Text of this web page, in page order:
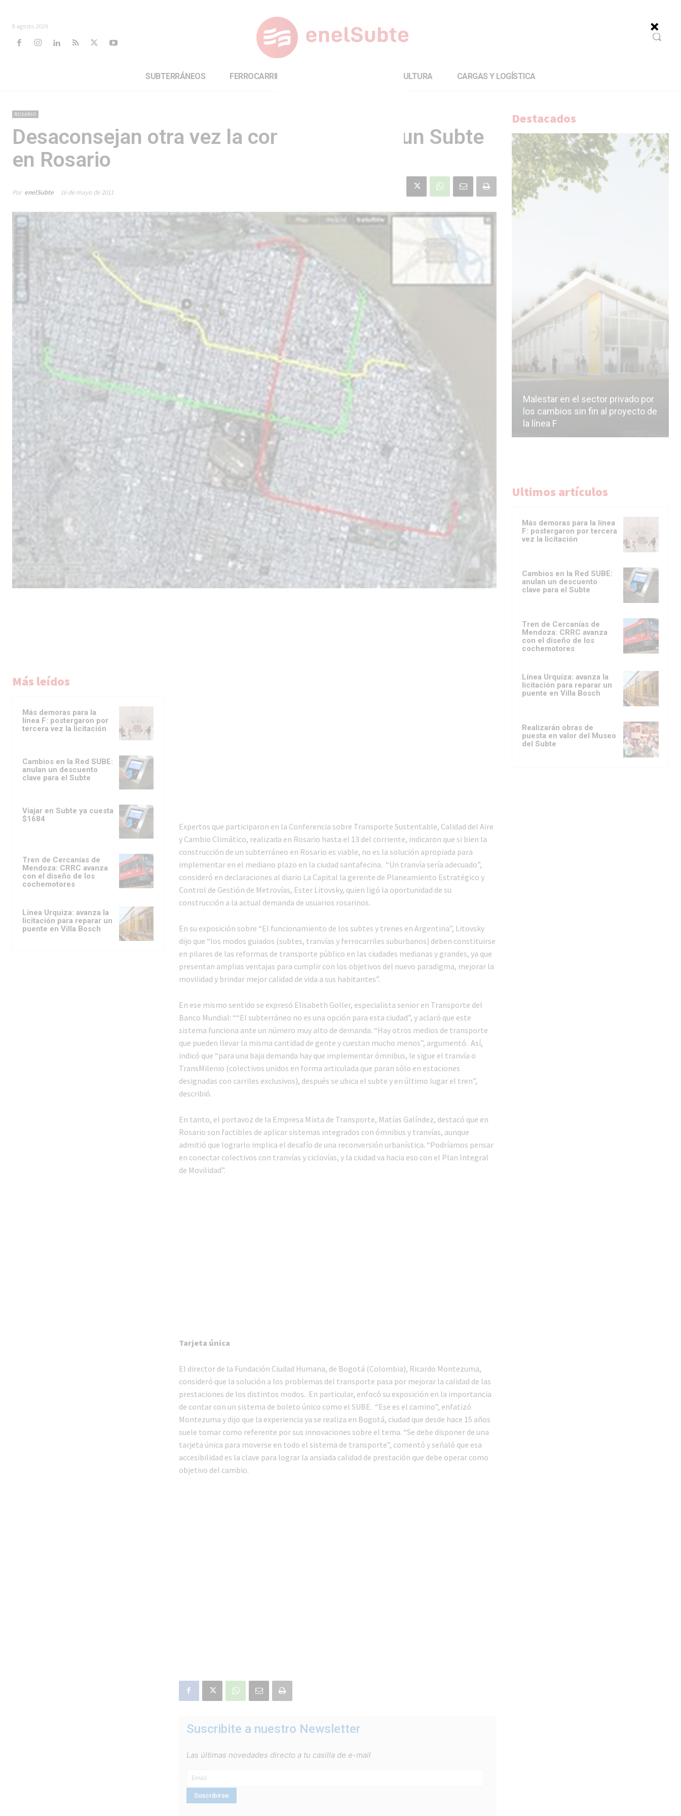
8 agosto 2026
SUBTERRÁNEOS FERROCARRILES CULTURA CARGAS Y LOGÍSTICA
ROSARIO
Desaconsejan otra vez la construcción de un Subte
en Rosario
Por enelSubte 16 de mayo de 2011
Más leídos
Más demoras para la
línea F: postergaron por
tercera vez la licitación
Cambios en la Red SUBE:
anulan un descuento
clave para el Subte
Viajar en Subte ya cuesta
$1684
Tren de Cercanías de
Mendoza: CRRC avanza
con el diseño de los
cochemotores
Línea Urquiza: avanza la
licitación para reparar un
puente en Villa Bosch
Expertos que participaron en la Conferencia sobre Transporte Sustentable, Calidad del Aire
y Cambio Climático, realizada en Rosario hasta el 13 del corriente, indicaron que si bien la
construcción de un subterráneo en Rosario es viable, no es la solución apropiada para
implementar en el mediano plazo en la ciudad santafecina. “Un tranvía sería adecuado”,
consideró en declaraciones al diario La Capital la gerente de Planeamiento Estratégico y
Control de Gestión de Metrovías, Ester Litovsky, quien ligó la oportunidad de su
construcción a la actual demanda de usuarios rosarinos.
En su exposición sobre “El funcionamiento de los subtes y trenes en Argentina”, Litovsky
dijo que “los modos guiados (subtes, tranvías y ferrocarriles suburbanos) deben constituirse
en pilares de las reformas de transporte público en las ciudades medianas y grandes, ya que
presentan amplias ventajas para cumplir con los objetivos del nuevo paradigma, mejorar la
movilidad y brindar mejor calidad de vida a sus habitantes”.
En ese mismo sentido se expresó Elisabeth Goller, especialista senior en Transporte del
Banco Mundial: ““El subterráneo no es una opción para esta ciudad”, y aclaró que este
sistema funciona ante un número muy alto de demanda. “Hay otros medios de transporte
que pueden llevar la misma cantidad de gente y cuestan mucho menos”, argumentó. Así,
indicó que “para una baja demanda hay que implementar ómnibus, le sigue el tranvía o
TransMilenio (colectivos unidos en forma articulada que paran sólo en estaciones
designadas con carriles exclusivos), después se ubica el subte y en último lugar el tren”,
describió.
En tanto, el portavoz de la Empresa Mixta de Transporte, Matías Galíndez, destacó que en
Rosario son factibles de aplicar sistemas integrados con ómnibus y tranvías, aunque
admitió que lograrlo implica el desafío de una reconversión urbanística. “Podríamos pensar
en conectar colectivos con tranvías y ciclovías, y la ciudad va hacia eso con el Plan Integral
de Movilidad”.
Tarjeta única
El director de la Fundación Ciudad Humana, de Bogotá (Colombia), Ricardo Montezuma,
consideró que la solución a los problemas del transporte pasa por mejorar la calidad de las
prestaciones de los distintos modos. En particular, enfocó su exposición en la importancia
de contar con un sistema de boleto único como el SUBE. “Ese es el camino”, enfatizó
Montezuma y dijo que la experiencia ya se realiza en Bogotá, ciudad que desde hace 15 años
suele tomar como referente por sus innovaciones sobre el tema. “Se debe disponer de una
tarjeta única para moverse en todo el sistema de transporte”, comentó y señaló que esa
accesibilidad es la clave para lograr la ansiada calidad de prestación que debe operar como
objetivo del cambio.
Suscribite a nuestro Newsletter
Las últimas novedades directo a tu casilla de e-mail
Destacados
Malestar en el sector privado por
los cambios sin fin al proyecto de
la línea F
Ultimos artículos
Más demoras para la línea
F: postergaron por tercera
vez la licitación
Cambios en la Red SUBE:
anulan un descuento
clave para el Subte
Tren de Cercanías de
Mendoza: CRRC avanza
con el diseño de los
cochemotores
Línea Urquiza: avanza la
licitación para reparar un
puente en Villa Bosch
Realizarán obras de
puesta en valor del Museo
del Subte